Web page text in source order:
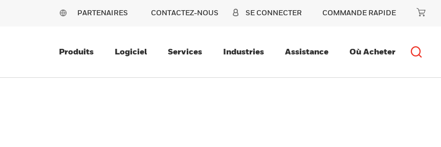
PARTENAIRES CONTACTEZ-NOUS SE CONNECTER COMMANDE RAPIDE
Produits Logiciel Services Industries Assistance Où Acheter